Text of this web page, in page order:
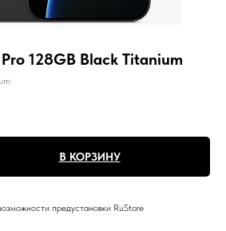
128GB Black Titanium
В КОРЗИНУ
предустановки RuStore